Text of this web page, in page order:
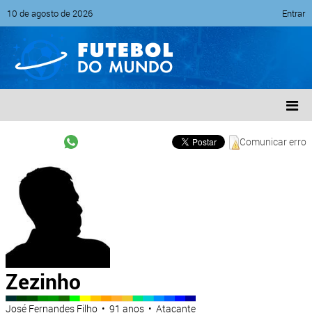
10 de agosto de 2026 Entrar
Comunicar erro
Zezinho
José Fernandes Filho • 91 anos • Atacante